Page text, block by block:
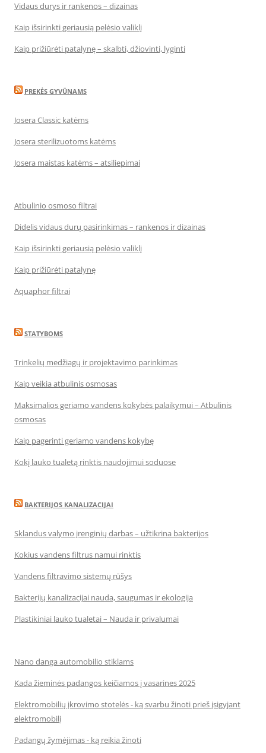
Vidaus durys ir rankenos – dizainas
Kaip išsirinkti geriausią pelėsio valiklį
Kaip prižiūrėti patalynę – skalbti, džiovinti, lyginti
PREKĖS GYVŪNAMS
Josera Classic katėms
Josera sterilizuotoms katėms
Josera maistas katėms – atsiliepimai
Atbulinio osmoso filtrai
Didelis vidaus durų pasirinkimas – rankenos ir dizainas
Kaip išsirinkti geriausią pelėsio valiklį
Kaip prižiūrėti patalynę
Aquaphor filtrai
STATYBOMS
Trinkelių medžiagų ir projektavimo parinkimas
Kaip veikia atbulinis osmosas
Maksimalios geriamo vandens kokybės palaikymui – Atbulinis
osmosas
Kaip pagerinti geriamo vandens kokybę
Kokį lauko tualetą rinktis naudojimui soduose
BAKTERIJOS KANALIZACIJAI
Sklandus valymo įrenginių darbas – užtikrina bakterijos
Kokius vandens filtrus namui rinktis
Vandens filtravimo sistemų rūšys
Bakterijų kanalizacijai nauda, saugumas ir ekologija
Plastikiniai lauko tualetai – Nauda ir privalumai
Nano danga automobilio stiklams
Kada žieminės padangos keičiamos į vasarines 2025
Elektromobilių įkrovimo stotelės - ką svarbu žinoti prieš įsigyjant
elektromobilį
Padangų žymėjimas - ką reikia žinoti